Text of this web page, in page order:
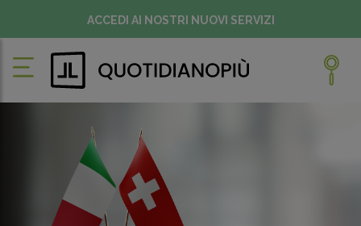
ACCEDI AI NOSTRI NUOVI SERVIZI